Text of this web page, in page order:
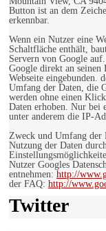
Button ist an dem
erkennbar.
Wenn ein Nutzer eine
Schaltfläche enthält,
Servern von Google
Google direkt an
Webseite eingebunden.
Umfang der Daten, die
werden ohne einen
Daten erhoben. Nur bei
unter anderem die IP-
Zweck und Umfang der
Nutzung der Daten
Nutzer Googles
entnehmen: http://
der FAQ: http://
Twitter